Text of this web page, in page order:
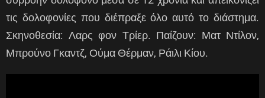
τις δολοφονίες που διέπραξε όλο αυτό το διάστημα.
Σκηνοθεσία: Λαρς φον Τρίερ. Παίζουν: Ματ Ντίλον,
Μπρούνο Γκαντζ, Ούμα Θέρμαν, Ράιλι Κίου.